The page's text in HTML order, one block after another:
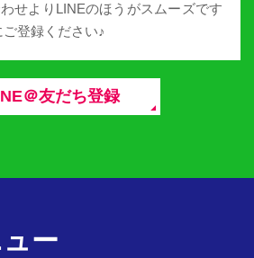
せよりLINEのほうがスムーズです
登録ください♪
＠友だち登録
ー